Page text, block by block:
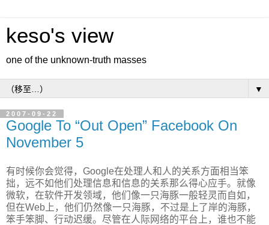
keso's view
one of the unknown-truth masses
▼
2007-09-22
Google To “Out Open” Facebook On
November 5
有时候你会觉得，Google在处理人和人的关系方面相当笨
拙，远不如他们处理信息和信息的关系那么得心应手。就像
微软，在软件开发领域，他们像一只海豚一般轻灵而自如，
但在Web上，他们仍然像一只海豚，不过是上了岸的海豚，
笨手笨脚、行动迟缓。尽管在人际网络的平台上，谁也不能